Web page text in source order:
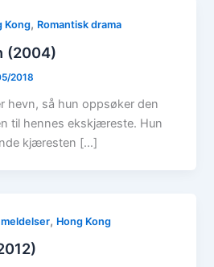
Kong, Romantisk drama
(2004)
2018
hevn, så hun oppsøker den
til hennes ekskjæreste. Hun
kjæresten […]
, Hong Kong